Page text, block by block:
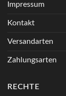
Impressum
Kontakt
Versandarten
Zahlungsarten
RECHTE